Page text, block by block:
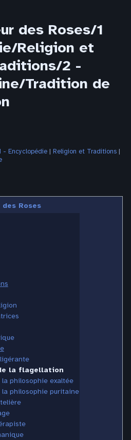
des Roses/1
Religion et
2 -
Tradition de
- Encyclopédie ‎ | Religion et Traditions ‎ |
des Roses
la flagellation
philosophie exaltée
philosophie puritaine